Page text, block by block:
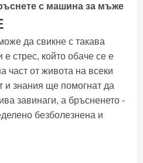
с машина за мъже
да свикне с такава
стрес, който обаче се е
част от живота на всеки
и знания ще помогнат да
завинаги, а бръсненето -
безболезнена и